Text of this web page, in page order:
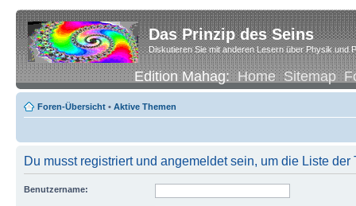
Das Prinzip des Seins
Diskutieren Sie mit anderen Lesern über Physik und
Edition Mahag:Home Sitemap
Foren-Übersicht • Aktive Themen
Du musst registriert und angemeldet sein, um die Liste
Benutzername: